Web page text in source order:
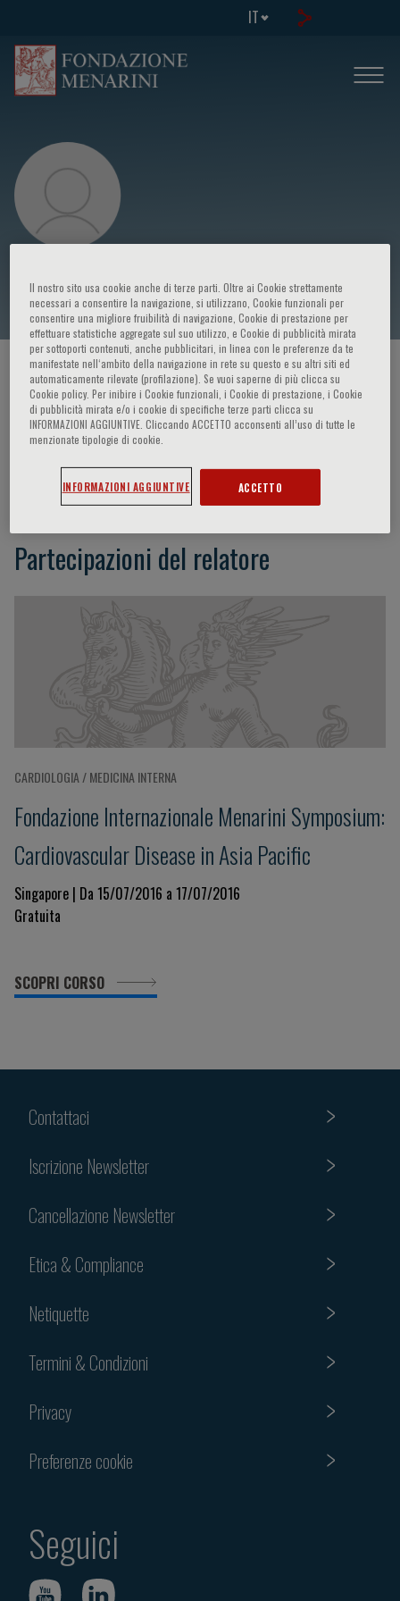
IT
Robert Doughty
HOME PAGE / CORSI ED EVENTI / RELATORE
Robert Doughty
Partecipazioni del relatore
CARDIOLOGIA / MEDICINA INTERNA
Fondazione Internazionale Menarini Symposium:
Cardiovascular Disease in Asia Pacific
Singapore | Da 15/07/2016 a 17/07/2016
Gratuita
SCOPRI CORSO
Contattaci
Iscrizione Newsletter
Cancellazione Newsletter
Etica & Compliance
Netiquette
Termini & Condizioni
Privacy
Preferenze cookie
Seguici
Il nostro sito usa cookie anche di terze parti. Oltre ai Cookie strettamente
necessari a consentire la navigazione, si utilizzano, Cookie funzionali per
consentire una migliore fruibilità di navigazione, Cookie di prestazione per
effettuare statistiche aggregate sul suo utilizzo, e Cookie di pubblicità mirata
per sottoporti contenuti, anche pubblicitari, in linea con le preferenze da te
manifestate nell‘ambito della navigazione in rete su questo e su altri siti ed
automaticamente rilevate (profilazione). Se vuoi saperne di più clicca su
Cookie policy. Per inibire i Cookie funzionali, i Cookie di prestazione, i Cookie
di pubblicità mirata e/o i cookie di specifiche terze parti clicca su
INFORMAZIONI AGGIUNTIVE. Cliccando ACCETTO acconsenti all’uso di tutte le
menzionate tipologie di cookie.
INFORMAZIONI AGGIUNTIVE ACCETTO